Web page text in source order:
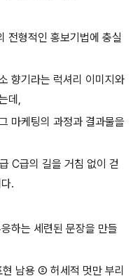
전형적인 홍보기법에 충실
향기라는 럭셔리 이미지와
데,
마케팅의 과정과 결과물을
C급의 길을 거침 없이 걷
.
하는 세련된 문장을 만들
남용 ② 허세적 멋만 부리